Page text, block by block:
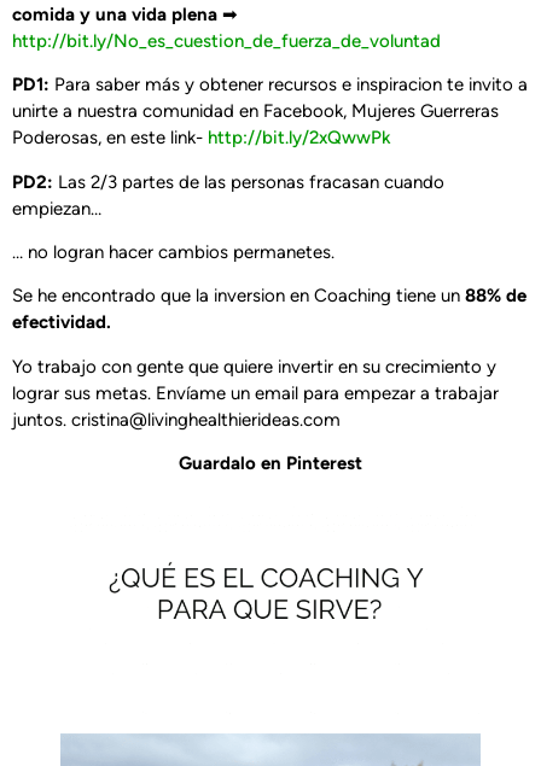
comida y una vida plena ➡
http://bit.ly/No_es_cuestion_de_fuerza_de_voluntad
PD1: Para saber más y obtener recursos e inspiracion te invito a
unirte a nuestra comunidad en Facebook, Mujeres Guerreras
Poderosas, en este link- http://bit.ly/2xQwwPk
PD2: Las 2/3 partes de las personas fracasan cuando
empiezan…
… no logran hacer cambios permanetes.
Se he encontrado que la inversion en Coaching tiene un 88% de
efectividad.
Yo trabajo con gente que quiere invertir en su crecimiento y
lograr sus metas. Envíame un email para empezar a trabajar
juntos. cristina@livinghealthierideas.com
Guardalo en Pinterest